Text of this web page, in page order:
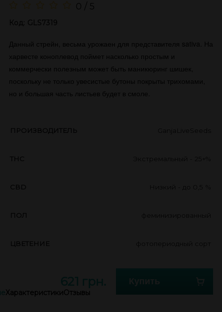
0 / 5
Данный стрейн, весьма урожаен для представителя sativa. На
харвесте коноплевод поймет насколько простым и
коммерчески полезным может быть маникюринг шишек,
поскольку не только увесистые бутоны покрыты трихомами,
но и большая часть листьев будет в смоле.
ХарактеристикиОтзывы